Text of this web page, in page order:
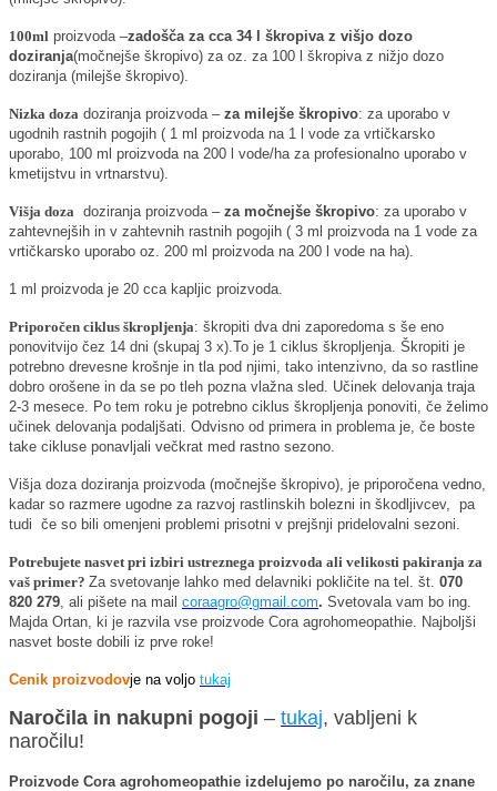
100ml proizvoda –zadošča za cca 34 l škropiva z višjo dozo
doziranja(močnejše škropivo) za oz. za 100 l škropiva z nižjo dozo
doziranja (milejše škropivo).
Nizka doza doziranja proizvoda – za milejše škropivo: za uporabo v
ugodnih rastnih pogojih ( 1 ml proizvoda na 1 l vode za vrtičkarsko
uporabo, 100 ml proizvoda na 200 l vode/ha za profesionalno uporabo v
kmetijstvu in vrtnarstvu).
Višja doza doziranja proizvoda – za močnejše škropivo: za uporabo v
zahtevnejših in v zahtevnih rastnih pogojih ( 3 ml proizvoda na 1 vode za
vrtičkarsko uporabo oz. 200 ml proizvoda na 200 l vode na ha).
1 ml proizvoda je 20 cca kapljic proizvoda.
Priporočen ciklus škropljenja: škropiti dva dni zaporedoma s še eno
ponovitvijo čez 14 dni (skupaj 3 x).To je 1 ciklus škropljenja. Škropiti je
potrebno drevesne krošnje in tla pod njimi, tako intenzivno, da so rastline
dobro orošene in da se po tleh pozna vlažna sled. Učinek delovanja traja
2-3 mesece. Po tem roku je potrebno ciklus škropljenja ponoviti, če želimo
učinek delovanja podaljšati. Odvisno od primera in problema je, če boste
take cikluse ponavljali večkrat med rastno sezono.
Višja doza doziranja proizvoda (močnejše škropivo), je priporočena vedno,
kadar so razmere ugodne za razvoj rastlinskih bolezni in škodljivcev, pa
tudi če so bili omenjeni problemi prisotni v prejšnji pridelovalni sezoni.
Potrebujete nasvet pri izbiri ustreznega proizvoda ali velikosti pakiranja za
vaš primer? Za svetovanje lahko med delavniki pokličite na tel. št. 070
820 279 , ali pišete na mail coraagro@gmail.com. Svetovala vam bo ing.
Majda Ortan, ki je razvila vse proizvode Cora agrohomeopathie. Najboljši
nasvet boste dobili iz prve roke!
Cenik proizvodovje na voljo tukaj
Naročila in nakupni pogoji – tukaj, vabljeni k
naročilu!
Proizvode Cora agrohomeopathie izdelujemo po naročilu, za znane